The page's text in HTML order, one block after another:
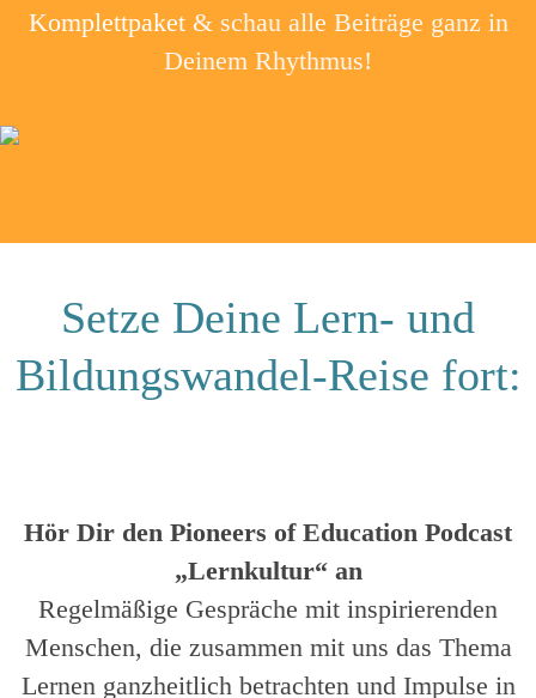
Komplettpaket& schau alle Beiträge ganz in
Deinem Rhythmus!
Setze Deine Lern- und
Bildungswandel-Reise fort:
Hör Dir den Pioneers of Education Podcast
„Lernkultur“ an
Regelmäßige Gespräche mit inspirierenden
Menschen, die zusammen mit uns das Thema
Lernen ganzheitlich betrachten und Impulse in